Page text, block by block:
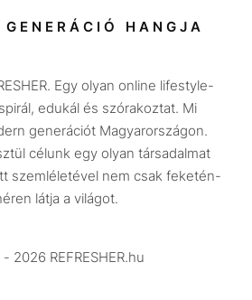
Társadalom
Utazás
Életmód
Design
Beszélgetések
Videó
HANGJA
Egy olyan online lifestyle-
edukál és szórakoztat. Mi
generációt Magyarországon.
célunk egy olyan társadalmat
szemléletével nem csak feketén-
látja a világot.
2026 REFRESHER.hu